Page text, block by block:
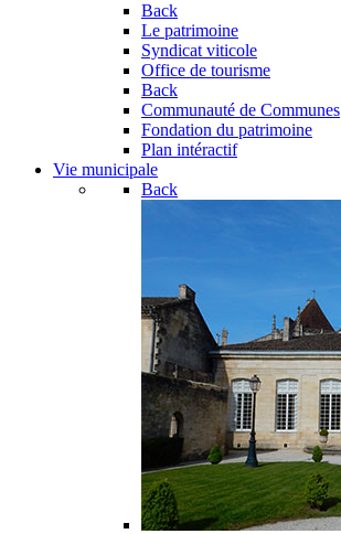
Back
Le patrimoine
Syndicat viticole
Office de tourisme
Back
Communauté de Communes
Fondation du patrimoine
Plan intéractif
Vie municipale
Back